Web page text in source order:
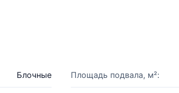
Блочные Площадь подвала, м²: